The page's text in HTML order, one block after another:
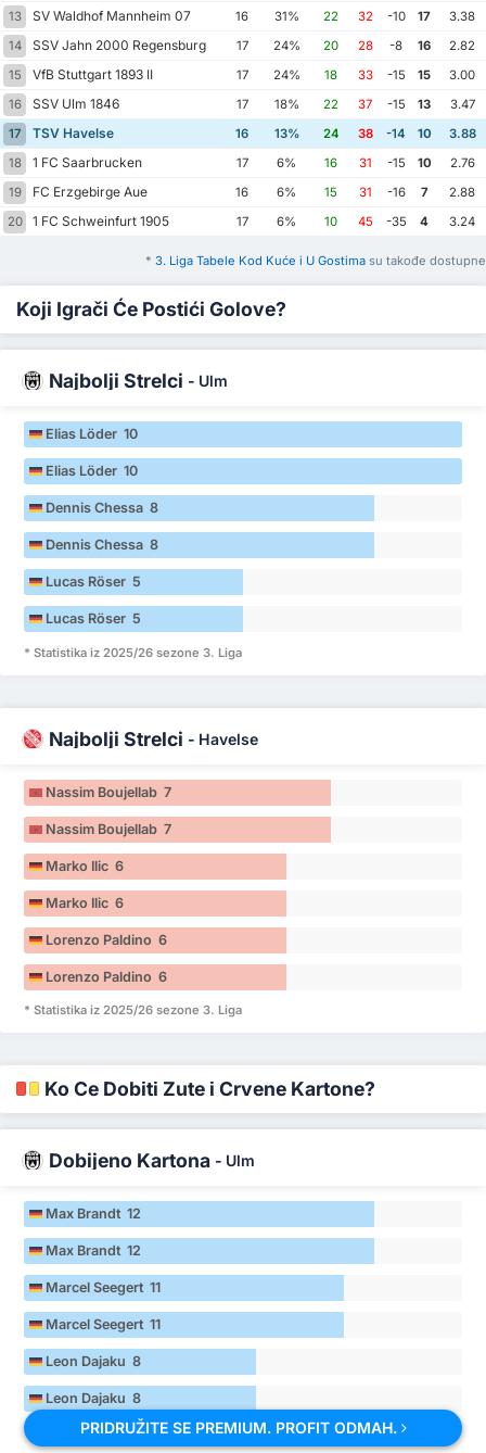
13
SV Waldhof Mannheim 07 16 31% 22 32 -10 17
3.38
14
SSV Jahn 2000 Regensburg 17 24% 20 28 -8 16
2.82
15
VfB Stuttgart 1893 II 17 24% 18 33 -15 15
3.00
16
SSV Ulm 1846 17 18% 22 37 -15 13
3.47
17
TSV Havelse 16 13% 24 38 -14 10
3.88
18
1 FC Saarbrucken 17 6% 16 31 -15 10
2.76
19
FC Erzgebirge Aue 16 6% 15 31 -16 7
2.88
20
1 FC Schweinfurt 1905 17 6% 10 45 -35 4 3.24
* 3. Liga Tabele Kod Kuće i U Gostima su takođe dostupne
Koji Igrači Će Postići Golove?
Najbolji Strelci - Ulm
Elias Löder 10
Elias Löder 10
Dennis Chessa 8
Dennis Chessa 8
Lucas Röser 5
Lucas Röser 5
* Statistika iz 2025/26 sezone 3. Liga
Najbolji Strelci - Havelse
Nassim Boujellab 7
Nassim Boujellab 7
Marko Ilic 6
Marko Ilic 6
Lorenzo Paldino 6
Lorenzo Paldino 6
* Statistika iz 2025/26 sezone 3. Liga
Ko Će Dobiti Žute i Crvene Kartone?
Dobijeno Kartona - Ulm
Max Brandt 12
Max Brandt 12
Marcel Seegert 11
Marcel Seegert 11
Leon Dajaku 8
Leon Dajaku 8
* Statistika iz 2025/26 sezone 3. Liga
PRIDRUŽITE SE PREMIUM. PROFIT ODMAH.